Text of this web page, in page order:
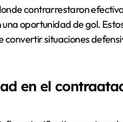
contrarrestaron
oportunidad de gol.
situaciones
en el